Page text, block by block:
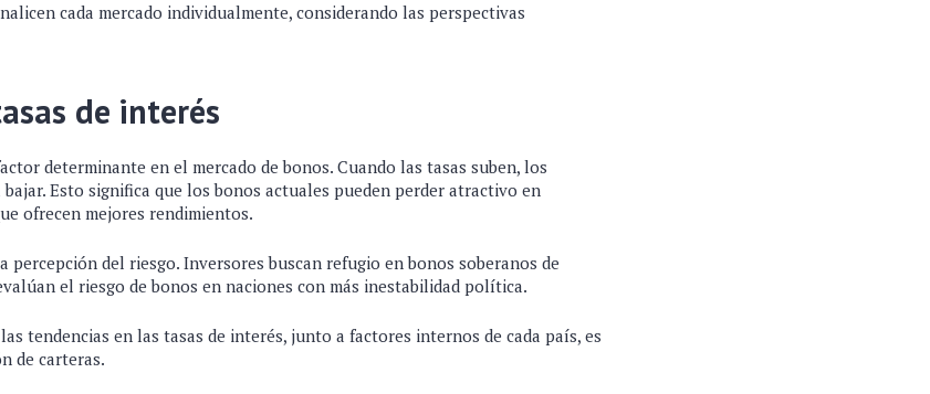
cada mercado individualmente, considerando las perspectivas
de interés
determinante en el mercado de bonos. Cuando las tasas suben, los
Esto significa que los bonos actuales pueden perder atractivo en
ofrecen mejores rendimientos.
percepción del riesgo. Inversores buscan refugio en bonos soberanos de
el riesgo de bonos en naciones con más inestabilidad política.
tendencias en las tasas de interés, junto a factores internos de cada país, es
de carteras.